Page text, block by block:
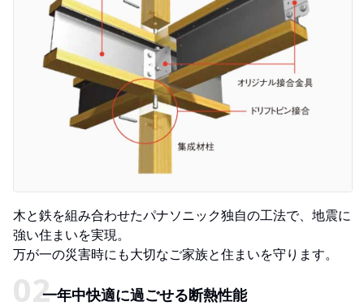
木と鉄を組み合わせたパナソニック独自の工法で、地震に
強い住まいを実現。
万が一の災害時にも大切なご家族と住まいを守ります。
一年中快適に過ごせる断熱性能